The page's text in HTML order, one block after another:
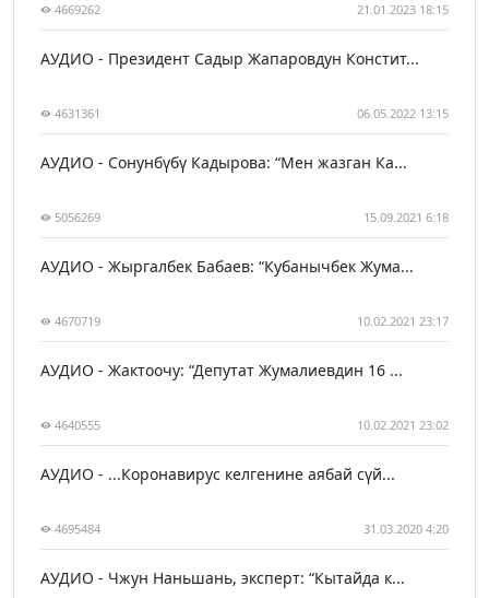
4669262 21.01.2023 18:15
АУДИО - Президент Садыр Жапаровдун Констит...
4631361 06.05.2022 13:15
АУДИО - Сонунбүбү Кадырова: “Мен жазган Ка...
5056269 15.09.2021 6:18
АУДИО - Жыргалбек Бабаев: “Кубанычбек Жума...
4670719 10.02.2021 23:17
АУДИО - Жактоочу: “Депутат Жумалиевдин 16 ...
4640555 10.02.2021 23:02
АУДИО - ...Коронавирус келгенине аябай сүй...
4695484 31.03.2020 4:20
АУДИО - Чжун Наньшань, эксперт: “Кытайда к...